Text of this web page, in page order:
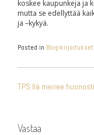
koskee kaupunkeja ja
mutta se edellyttää
ja –kykyä.
Posted in Blogikirjoitukset
SELAUS
TPS:llä menee huonosti
Vastaa